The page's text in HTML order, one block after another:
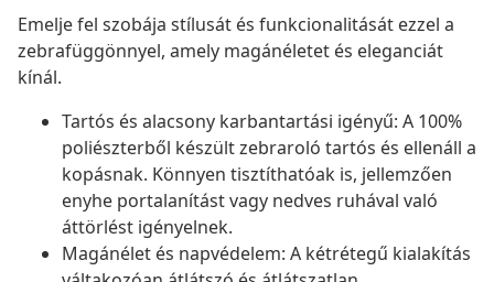
Emelje fel szobája stílusát és funkcionalitását ezzel a
zebrafüggönnyel, amely magánéletet és eleganciát
kínál.
Tartós és alacsony karbantartási igényű: A 100%
poliészterből készült zebraroló tartós és ellenáll a
kopásnak. Könnyen tisztíthatóak is, jellemzően
enyhe portalanítást vagy nedves ruhával való
áttörlést igényelnek.
Magánélet és napvédelem: A kétrétegű kialakítás